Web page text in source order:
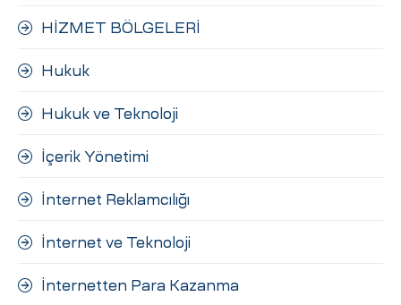
HİZMET BÖLGELERİ
Hukuk
Hukuk ve Teknoloji
İçerik Yönetimi
İnternet Reklamcılığı
İnternet ve Teknoloji
İnternetten Para Kazanma